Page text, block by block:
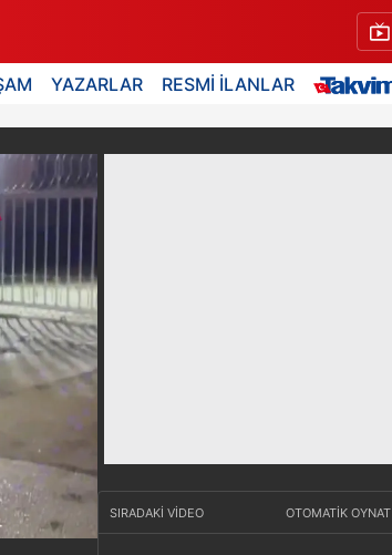
YAZARLAR RESMİ İLANLAR
SIRADAKİ VİDEO OTOMATİK OYNAT